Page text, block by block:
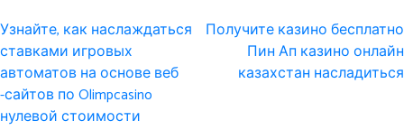
Post
navigation
Узнайте, как наслаждаться
ставками игровых
автоматов на основе веб
-сайтов по Olimpcasino
нулевой стоимости
Получите казино бесплатно
Пин Ап казино онлайн
казахстан насладиться